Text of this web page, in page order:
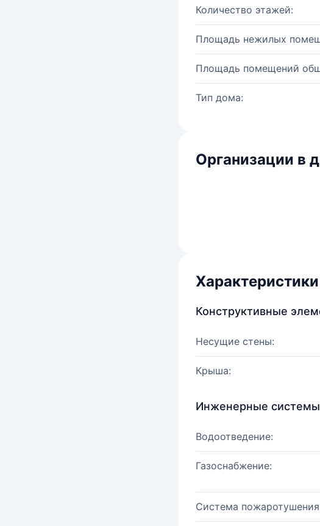
Количество этажей:
Площадь нежилых
Площадь помещений
Тип дома:
Организации в
Характеристики
Конструктивные
Несущие стены:
Крыша:
Инженерные системы
Водоотведение:
Газоснабжение:
Система